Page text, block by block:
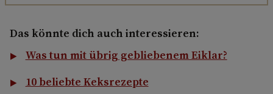
Was tun mit übrig gebliebenem Eiklar?
10 beliebte Keksrezepte
6 Rezepte für mürbe Kipferl